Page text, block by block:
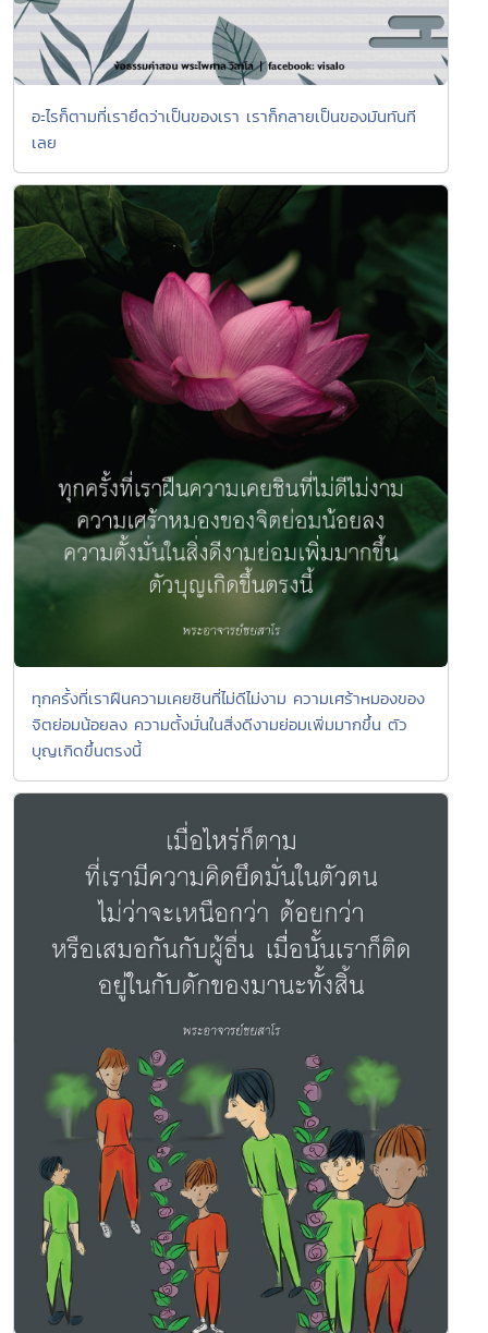
อะไรก็ตามที่เรายึดว่าเป็นของเรา เราก็กลายเป็นของมันทันที
เลย
ทุกครั้งที่เราฝืนความเคยชินที่ไม่ดีไม่งาม ความเศร้าหมองของ
จิตย่อมน้อยลง ความตั้งมั่นในสิ่งดีงามย่อมเพิ่มมากขึ้น ตัว
บุญเกิดขึ้นตรงนี้